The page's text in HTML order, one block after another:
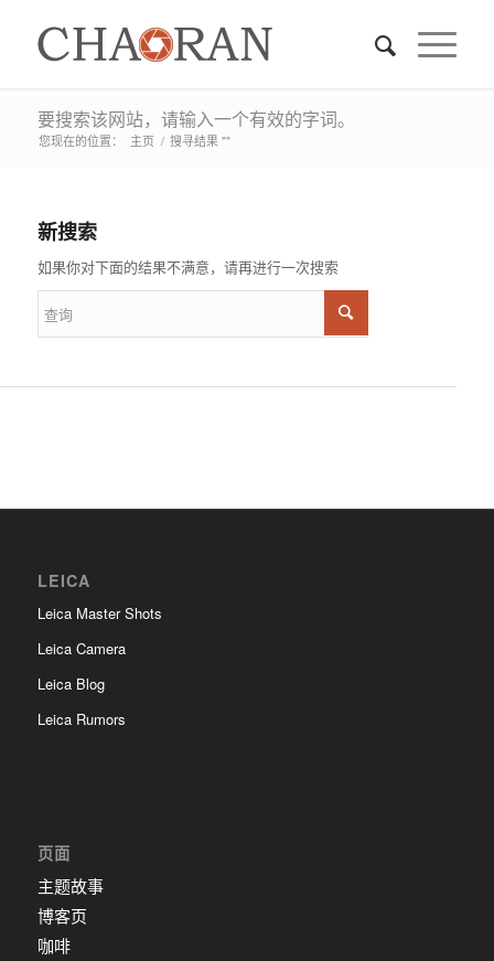
要搜索该网站，请输入一个有效的字词。
您现在的位置： 主页 / 搜寻结果 ""
新搜索
如果你对下面的结果不满意，请再进行一次搜索
LEICA
Leica Master Shots
Leica Camera
Leica Blog
Leica Rumors
页面
主题故事
博客页
咖啡